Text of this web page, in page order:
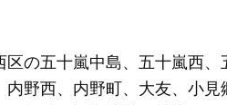
の五十嵐中島、五十嵐西
野西、内野町、大友、小